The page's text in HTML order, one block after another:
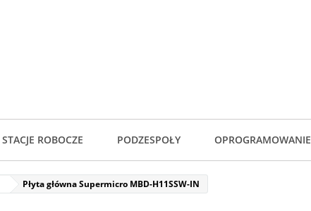
STACJE ROBOCZE PODZESPOŁY OPROGRAMOWANIE
Płyta główna Supermicro MBD-H11SSW-IN